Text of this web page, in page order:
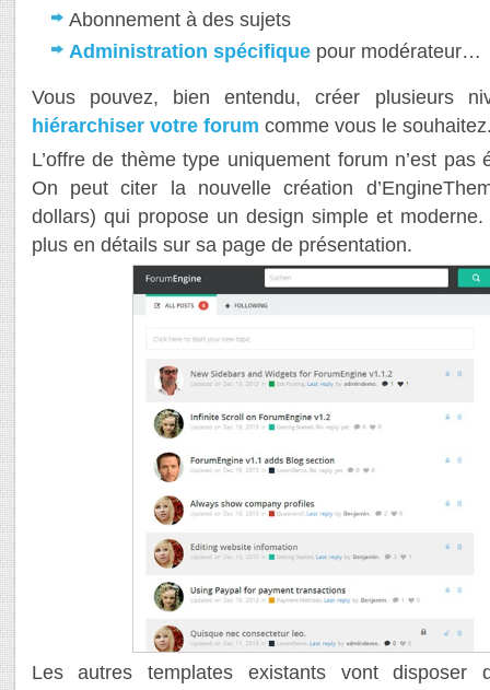
Abonnement à des sujets
Administration spécifiquepour modérateur…
Vous pouvez, bien entendu, créer plusieurs
hiérarchiser votre forum comme vous le
L’offre de thème type uniquement forum n’est pas
On peut citer la nouvelle création
dollars) qui propose un design simple et
plus en détails sur sa page de présentation.
Les autres templates existants vont disposer